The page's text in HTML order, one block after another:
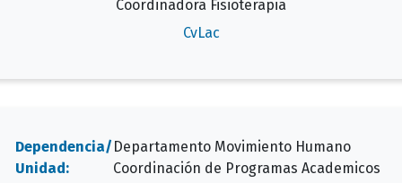
Coordinadora Fisioterapia
CvLac
Dependencia/
Unidad:
Departamento Movimiento Humano
Coordinación de Programas Academicos